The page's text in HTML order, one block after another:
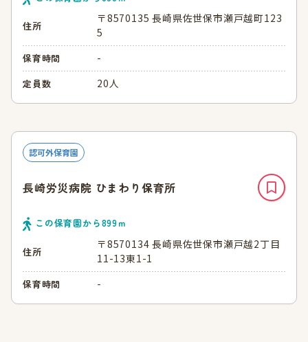
住所
〒8570135 長崎県佐世保市瀬戸越町123
5
保育時間 -
定員数 20人
認可外保育園
長崎労災病院 ひまわり保育所
この保育園から899ｍ
住所
〒8570134 長崎県佐世保市瀬戸越2丁目
11-13東1-1
保育時間 -